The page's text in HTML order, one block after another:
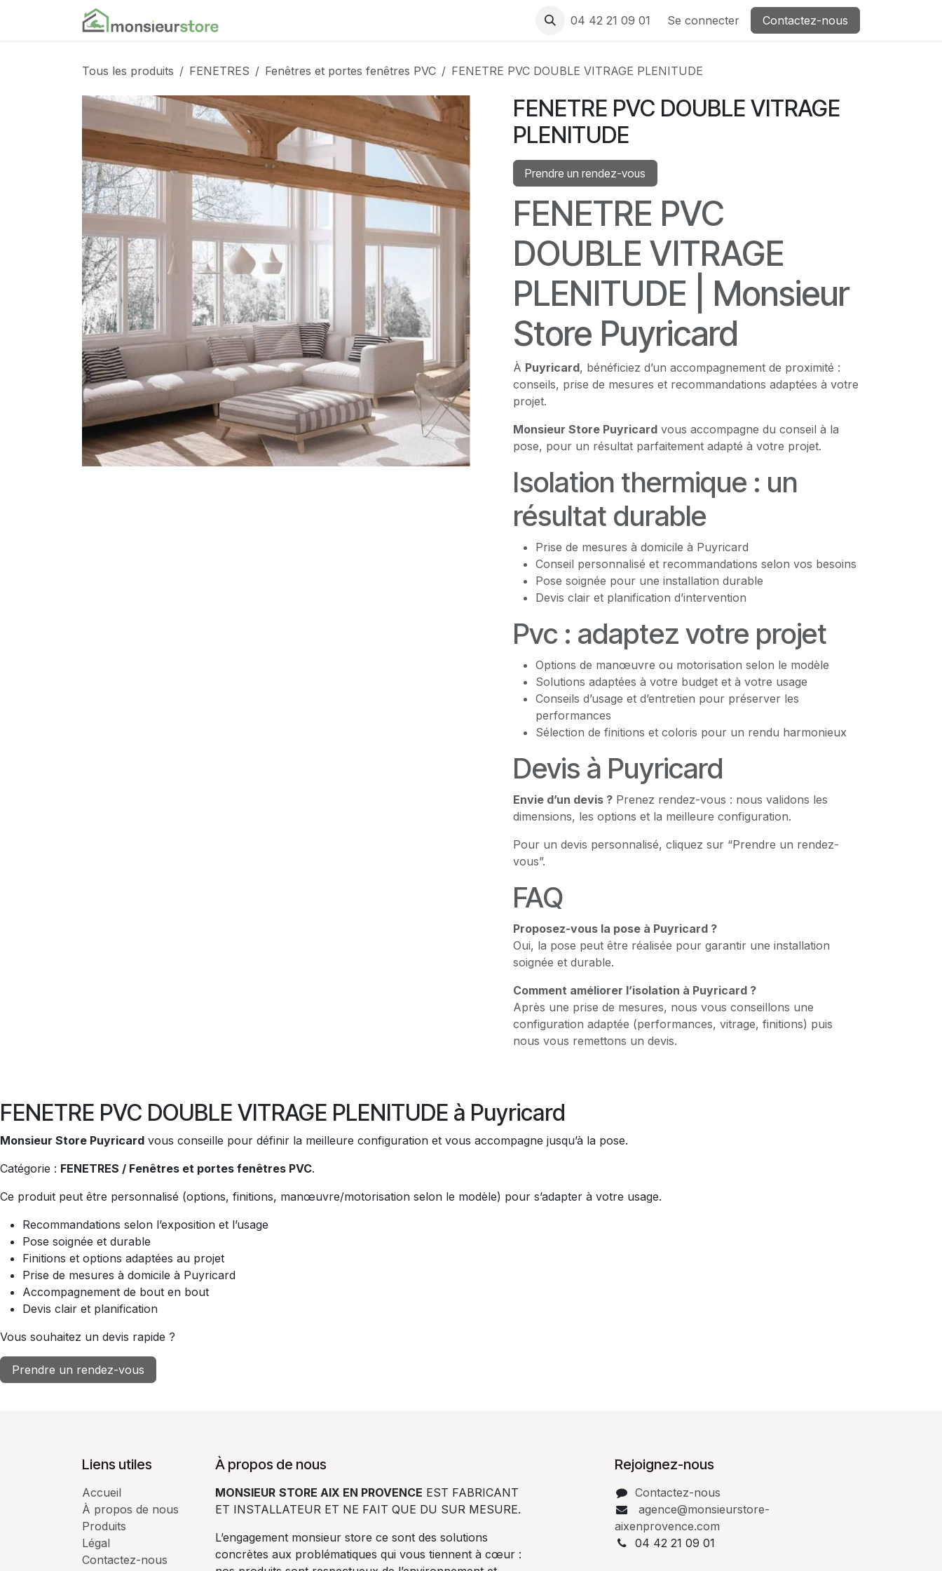
Se rendre au contenu
Assistance04 42 21 09 01 Se connecter Contactez-nous
Tous les produits FENETRES Fenêtres et portes fenêtres PVC FENETRE PVC DOUBLE VITRAGE PLENITUDE
FENETRE PVC DOUBLE VITRAGE
PLENITUDE
Prendre un rendez-vous
FENETRE PVC
DOUBLE VITRAGE
PLENITUDE | Monsieur
Store Puyricard
À Puyricard, bénéficiez d’un accompagnement de proximité :
conseils, prise de mesures et recommandations adaptées à votre
projet.
Monsieur Store Puyricard vous accompagne du conseil à la
pose, pour un résultat parfaitement adapté à votre projet.
Isolation thermique : un
résultat durable
Prise de mesures à domicile à Puyricard
Conseil personnalisé et recommandations selon vos besoins
Pose soignée pour une installation durable
Devis clair et planification d’intervention
Pvc : adaptez votre projet
Options de manœuvre ou motorisation selon le modèle
Solutions adaptées à votre budget et à votre usage
Conseils d’usage et d’entretien pour préserver les
performances
Sélection de finitions et coloris pour un rendu harmonieux
Devis à Puyricard
Envie d’un devis ? Prenez rendez-vous : nous validons les
dimensions, les options et la meilleure configuration.
Pour un devis personnalisé, cliquez sur “Prendre un rendez-
vous”.
FAQ
Proposez-vous la pose à Puyricard ?
Oui, la pose peut être réalisée pour garantir une installation
soignée et durable.
Comment améliorer l’isolation à Puyricard ?
Après une prise de mesures, nous vous conseillons une
configuration adaptée (performances, vitrage, finitions) puis
nous vous remettons un devis.
FENETRE PVC DOUBLE VITRAGE PLENITUDE à Puyricard
Monsieur Store Puyricard vous conseille pour définir la meilleure configuration et vous accompagne jusqu’à la pose.
Catégorie : FENETRES / Fenêtres et portes fenêtres PVC.
Ce produit peut être personnalisé (options, finitions, manœuvre/motorisation selon le modèle) pour s’adapter à votre usage.
Recommandations selon l’exposition et l’usage
Pose soignée et durable
Finitions et options adaptées au projet
Prise de mesures à domicile à Puyricard
Accompagnement de bout en bout
Devis clair et planification
Vous souhaitez un devis rapide ?
Prendre un rendez-vous
Liens utiles
Accueil
À propos de nous
Produits
Légal
Contactez-nous
À propos de nous
MONSIEUR STORE AIX EN PROVENCE EST FABRICANT
ET INSTALLATEUR ET NE FAIT QUE DU SUR MESURE.
L’engagement monsieur store ce sont des solutions
concrètes aux problématiques qui vous tiennent à cœur :
Rejoignez-nous
Contactez-nous
agence@monsieurstore-
aixenprovence.com
04 42 21 09 01